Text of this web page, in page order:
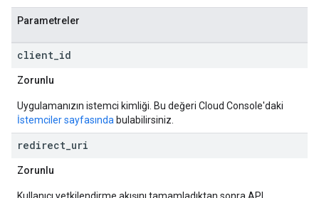
Parametreler
client id
Zorunlu
Uygulamanızın istemci kimliği. Bu değeri Cloud Console'daki
İstemciler sayfasında bulabilirsiniz.
redirect uri
Zorunlu